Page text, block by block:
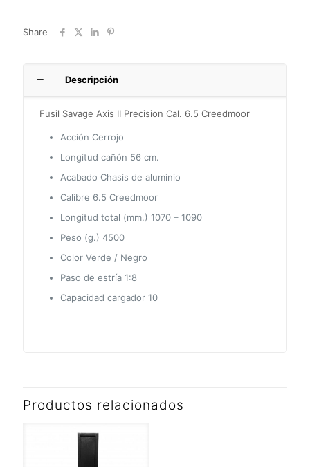
Share
Descripción
Fusil Savage Axis II Precision Cal. 6.5 Creedmoor
Acción Cerrojo
Longitud cañón 56 cm.
Acabado Chasis de aluminio
Calibre 6.5 Creedmoor
Longitud total (mm.) 1070 – 1090
Peso (g.) 4500
Color Verde / Negro
Paso de estría 1:8
Capacidad cargador 10
Productos relacionados